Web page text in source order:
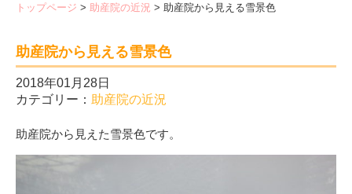
トップページ > 助産院の近況 > 助産院から見える雪景色
助産院から見える雪景色
2018年01月28日
カテゴリー： 助産院の近況
助産院から見えた雪景色です。